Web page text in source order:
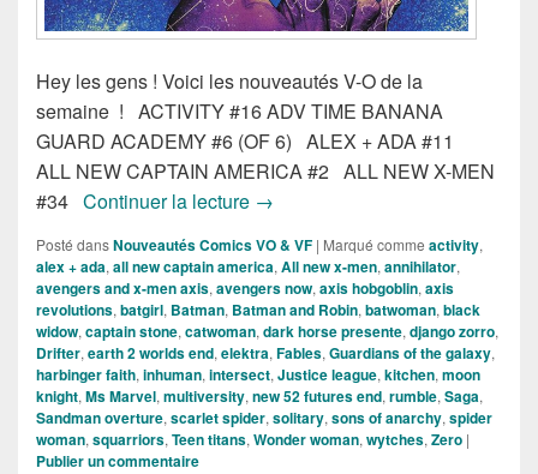
Hey les gens ! Voici les nouveautés V-O de la
semaine ! ACTIVITY #16 ADV TIME BANANA
GUARD ACADEMY #6 (OF 6) ALEX + ADA #11
ALL NEW CAPTAIN AMERICA #2 ALL NEW X-MEN
#34 Continuer la lecture Sortie des comics VO du 17
→
Posté dansNouveautés Comics VO & VF | Marqué comme activity,
alex + ada, all new captain america, All new x-men, annihilator,
avengers and x-men axis, avengers now, axis hobgoblin, axis
revolutions, batgirl, Batman, Batman and Robin, batwoman, black
widow, captain stone, catwoman, dark horse presente, django zorro,
Drifter, earth 2 worlds end, elektra, Fables, Guardians of the galaxy,
harbinger faith, inhuman, intersect, Justice league, kitchen, moon
knight, Ms Marvel, multiversity, new 52 futures end, rumble, Saga,
Sandman overture, scarlet spider, solitary, sons of anarchy, spider
woman, squarriors, Teen titans, Wonder woman, wytches, Zero |
Publier un commentaire